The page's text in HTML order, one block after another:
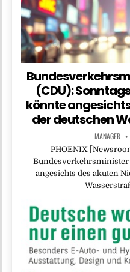
(CDU):
könnte
der deutschen
MANAGER
PHOENIX
Bundesverkehrsminister
angesichts des akuten